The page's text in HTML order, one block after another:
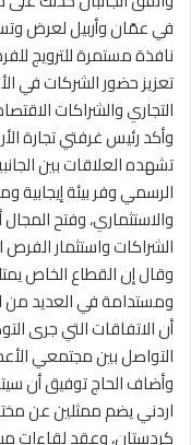
في عمّان وأربيل لعرض
نافذة مستمرة للترويج
تعزيز حضور الشركات في
التجاري والشراكات
وأكد رئيس غرفتي تجارة
تشهده العلاقات بين
الرسمي وفر بيئة إيجابية
والاستثماري، وفتح
الشراكات واستثمار
وقال إن القطاع الخاص
ومستدامة في العديد من
أن الاتفاقات التي جرى
التواصل بين مجتمعي
وأضاف الحاج توفيق أن
اردني يضم ممثلين عن
كردستان، وعقد لقاءات